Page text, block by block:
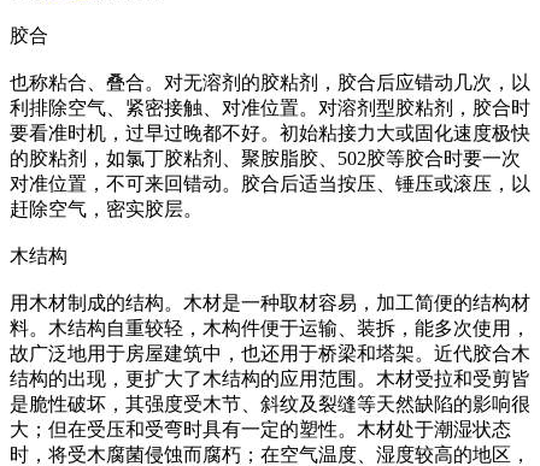
胶合
也称粘合、叠合。对无溶剂的胶粘剂，胶合后应错动几次，以
利排除空气、紧密接触、对准位置。对溶剂型胶粘剂，胶合时
要看准时机，过早过晚都不好。初始粘接力大或固化速度极快
的胶粘剂，如氯丁胶粘剂、聚胺脂胶、502胶等胶合时要一次
对准位置，不可来回错动。胶合后适当按压、锤压或滚压，以
赶除空气，密实胶层。
木结构
用木材制成的结构。木材是一种取材容易，加工简便的结构材
料。木结构自重较轻，木构件便于运输、装拆，能多次使用，
故广泛地用于房屋建筑中，也还用于桥梁和塔架。近代胶合木
结构的出现，更扩大了木结构的应用范围。木材受拉和受剪皆
是脆性破坏，其强度受木节、斜纹及裂缝等天然缺陷的影响很
大；但在受压和受弯时具有一定的塑性。木材处于潮湿状态
时，将受木腐菌侵蚀而腐朽；在空气温度、湿度较高的地区，